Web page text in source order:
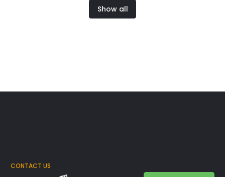
Show all
CONTACT US